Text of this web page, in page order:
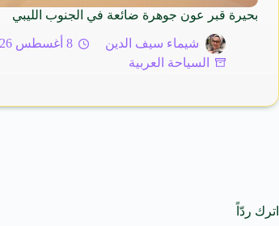
بحيرة قبر عون جوهرة ضائعة في الجنوب الليبي
شيماء سيف الدين
8 أغسطس 2026
السياحة العربية
اترك ردّاً